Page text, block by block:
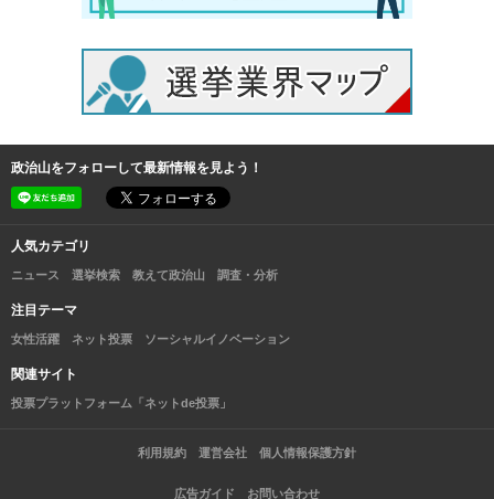
政治山をフォローして最新情報を見よう！
人気カテゴリ
ニュース 選挙検索 教えて政治山 調査・分析
注目テーマ
女性活躍 ネット投票 ソーシャルイノベーション
関連サイト
投票プラットフォーム「ネットde投票」
利用規約 運営会社 個人情報保護方針
広告ガイド お問い合わせ